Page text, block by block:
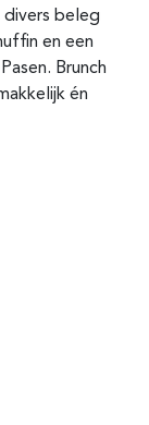
beleg
en een
Brunch
én